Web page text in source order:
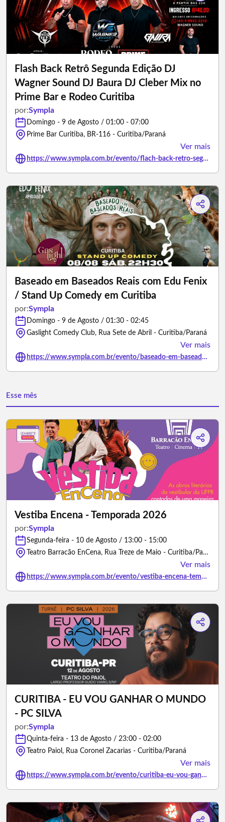
Flash Back Retrô Segunda Edição DJ
Wagner Sound DJ Baura DJ Cleber Mix no
Prime Bar e Rodeo Curitiba
por:Sympla
Domingo - 9 de Agosto / 01:00 - 07:00
Prime Bar Curitiba, BR-116 - Curitiba/Paraná
Ver mais
https://www.sympla.com.br/evento/flach-back-retro-segunda-edicao-dj-wagner-sound-dj-baura-dj-cleber-mix-no-prime-bar-e-rodeo-curitiba/3497004
Baseado em Baseados Reais com Edu Fenix
/ Stand Up Comedy em Curitiba
por:Sympla
Domingo - 9 de Agosto / 01:30 - 02:45
Gaslight Comedy Club, Rua Sete de Abril - Curitiba/Paraná
Ver mais
https://www.sympla.com.br/evento/baseado-em-baseados-reais-com-edu-fenix-stand-up-comedy-em-curitiba/3494704
Esse mês
Vestiba Encena - Temporada 2026
por:Sympla
Segunda-feira - 10 de Agosto / 13:00 - 15:00
Teatro Barracão EnCena, Rua Treze de Maio - Curitiba/Paraná
Ver mais
https://www.sympla.com.br/evento/vestiba-encena-temporada-2026/3503114
CURITIBA - EU VOU GANHAR O MUNDO
- PC SILVA
por:Sympla
Quinta-feira - 13 de Agosto / 23:00 - 02:00
Teatro Paiol, Rua Coronel Zacarias - Curitiba/Paraná
Ver mais
https://www.sympla.com.br/evento/curitiba-eu-vou-ganhar-o-mundo-pc-silva/3326466